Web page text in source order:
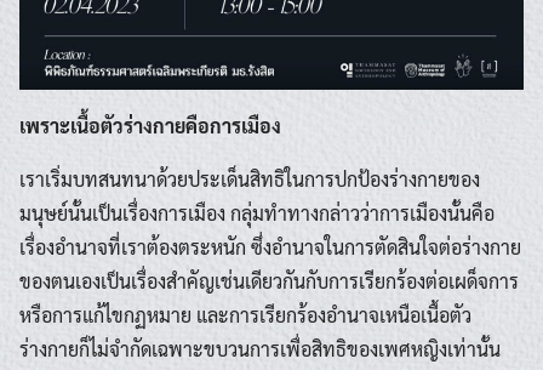
เพราะเนื้อตัวร่างกายคือการเมือง
เราเริ่มบทสนทนาด้วยประเด็นสิทธิในการปกป้องร่างกายของ
มนุษย์นั้นเป็นเรื่องการเมือง กลุ่มทำทางกล่าวว่าการเมืองนั้นคือ
เรื่องอำนาจที่เราต้องตระหนัก ซึ่งอำนาจในการตัดสินใจต่อร่างกาย
ของตนเองเป็นเรื่องสำคัญเช่นเดียวกันกับการเรียกร้องต่อเผด็จการ
หรือการแก้ไขกฏหมาย และการเรียกร้องอำนาจเหนือเนื้อตัว
ร่างกายก็ไม่จำกัดเฉพาะขบวนการเพื่อสิทธิของเพศหญิงเท่านั้น